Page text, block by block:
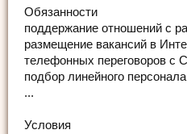
Обязанности
поддержание отношений с
размещение вакансий в
телефонных переговоров с
подбор линейного
...
Условия